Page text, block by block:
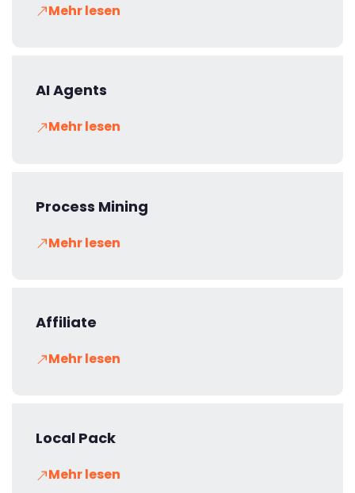
Mehr lesen
AI Agents
Mehr lesen
Process Mining
Mehr lesen
Affiliate
Mehr lesen
Local Pack
Mehr lesen